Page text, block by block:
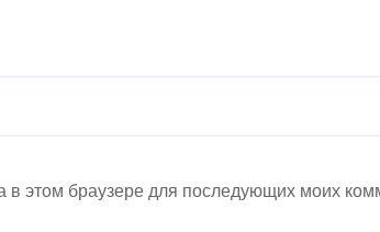
этом браузере для последующих моих